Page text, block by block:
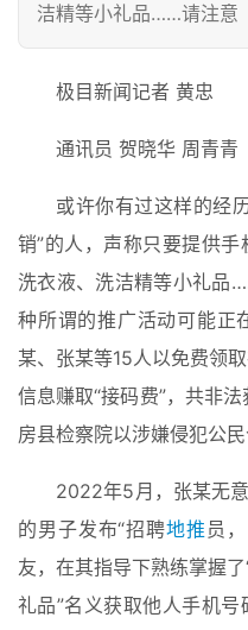
洁精等小礼品……请注意
极目新闻记者 黄忠
通讯员 贺晓华 周青青
或许你有过这样的经
销”的人，声称只要提供
洗衣液、洗洁精等小礼品
种所谓的推广活动可能正
某、张某等15人以免费领
信息赚取“接码费”，共非
房县检察院以涉嫌侵犯公
2022年5月，张某无
的男子发布“招聘地推 员
友，在其指导下熟练掌握
礼品”名义获取他人手机